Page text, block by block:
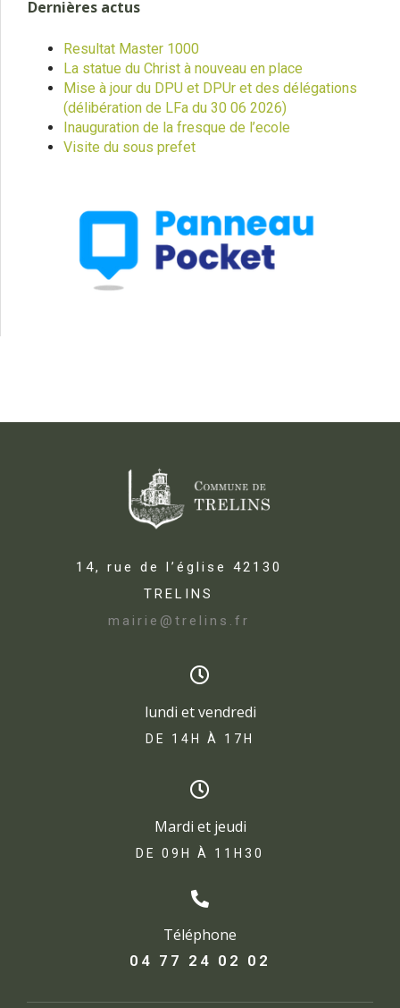
Dernières actus
Resultat Master 1000
La statue du Christ à nouveau en place
Mise à jour du DPU et DPUr et des délégations
(délibération de LFa du 30 06 2026)
Inauguration de la fresque de l’ecole
Visite du sous prefet
14, rue de l’église 42130
TRELINS
mairie@trelins.fr
lundi et vendredi
DE 14H À 17H​
Mardi et jeudi
DE 09H À 11H30
Téléphone
04 77 24 02 02